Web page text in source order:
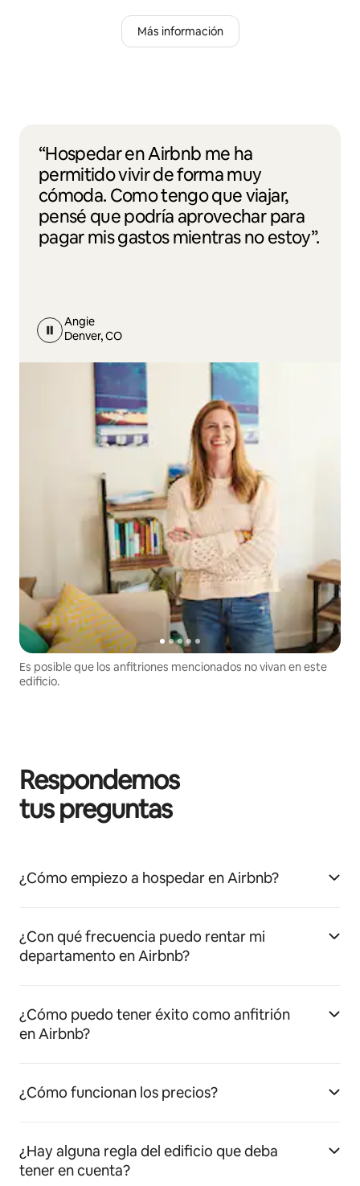
Más información
“Hospedar en Airbnb me ha
permitido vivir de forma muy
cómoda. Como tengo que viajar,
pensé que podría aprovechar para
pagar mis gastos mientras no estoy”.
Angie
Denver, CO
Es posible que los anfitriones mencionados no vivan en este
edificio.
Respondemos
tus preguntas
¿Cómo empiezo a hospedar en Airbnb?
¿Con qué frecuencia puedo rentar mi
departamento en Airbnb?
¿Cómo puedo tener éxito como anfitrión
en Airbnb?
¿Cómo funcionan los precios?
¿Hay alguna regla del edificio que deba
tener en cuenta?